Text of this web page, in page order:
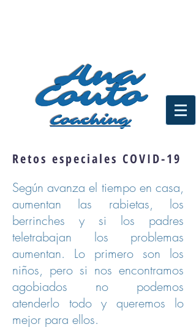
Retos especiales COVID-19
Según avanza el tiempo en casa,
aumentan las rabietas, los
berrinches y si los padres
teletrabajan los problemas
aumentan. Lo primero son los
niños, pero si nos encontramos
agobiados no podemos
atenderlo todo y queremos lo
mejor para ellos.